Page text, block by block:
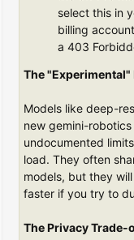
select this in
billing
a 403
The "Experimental"
Models like deep-
new gemini-
undocumented
load. They often
models, but they
faster if you try to
The Privacy Trade-